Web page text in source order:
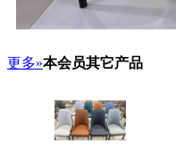
更多»本会员其它产品